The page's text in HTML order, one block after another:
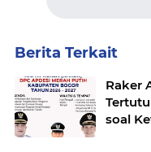
Berita Terkait
Raker
soal